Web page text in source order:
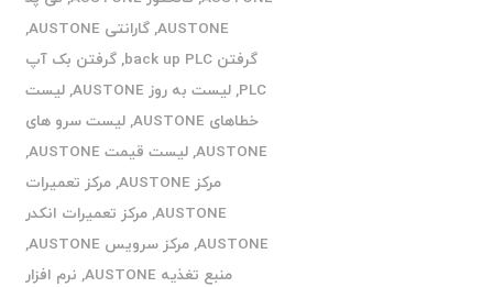
AUSTONE
,گارانتی AUSTONE
,
گرفتن back up PLC
,گرفتن بک آپ
PLC
,لیست به روز AUSTONE ,لیست
خطاهای AUSTONE
,لیست سرو های
AUSTONE
,لیست قیمت AUSTONE
,
مرکز AUSTONE
,مرکز تعمیرات
AUSTONE
,مرکز تعمیرات انکدر
AUSTONE
,مرکز سرویس AUSTONE
,
منبع تغذیه AUSTONE
, نرم افزار